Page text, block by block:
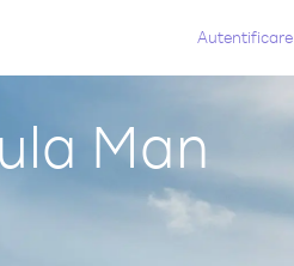
Autentificare
Man